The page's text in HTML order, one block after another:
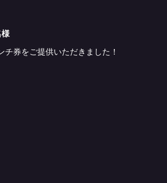
券をご提供いただきました！